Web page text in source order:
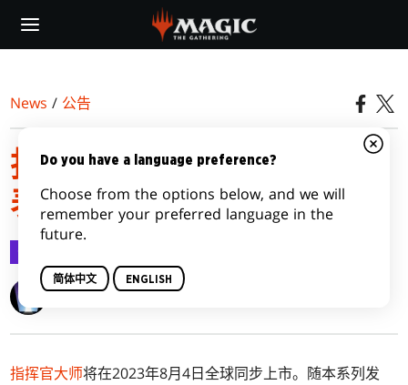
main
News / 公告
指挥官大师指挥官套牌列
表
Wizards of the Coast
指挥官大师将在2023年8月4日全球同步上市。随本系列发
Do you have a language preference?
Choose from the options below, and we will
remember your preferred language in the
future.
简体中文 ENGLISH